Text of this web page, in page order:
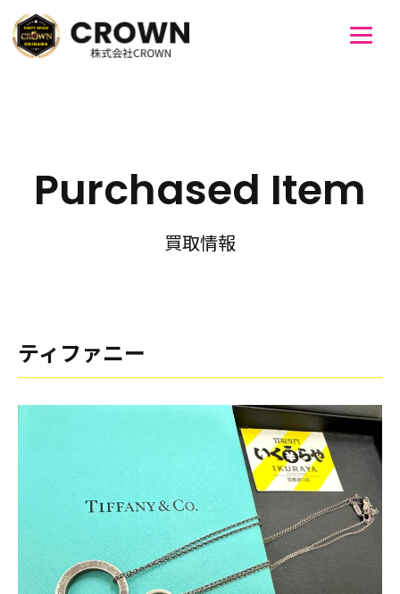
Purchased Item
買取情報
ティファニー